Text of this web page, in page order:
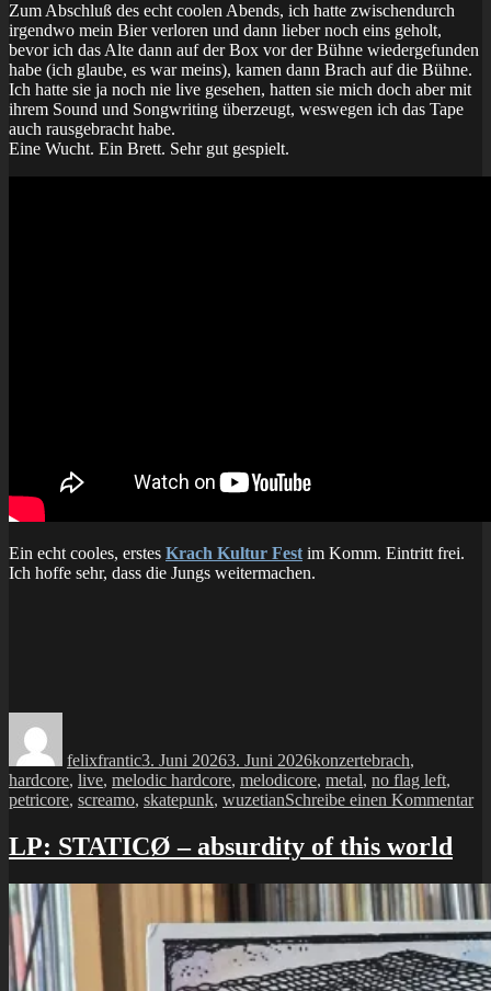
Zum Abschluß des echt coolen Abends, ich hatte zwischendurch
irgendwo mein Bier verloren und dann lieber noch eins geholt,
bevor ich das Alte dann auf der Box vor der Bühne wiedergefunden
habe (ich glaube, es war meins), kamen dann Brach auf die Bühne.
Ich hatte sie ja noch nie live gesehen, hatten sie mich doch aber mit
ihrem Sound und Songwriting überzeugt, weswegen ich das Tape
auch rausgebracht habe.
Eine Wucht. Ein Brett. Sehr gut gespielt.
Ein echt cooles, erstes Krach Kultur Fest im Komm. Eintritt frei.
Ich hoffe sehr, dass die Jungs weitermachen.
felixfrantic3. Juni 20263. Juni 2026konzertebrach,
hardcore, live, melodic hardcore, melodicore, metal, no flag left,
petricore, screamo, skatepunk, wuzetianSchreibe einen Kommentarzu
LP: STATICØ – absurdity of this world